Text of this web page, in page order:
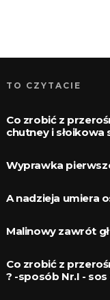
TO CZYTACIE
Co zrobić z
chutney i słoikowa
Wyprawka
A nadzieja umiera
Malinowy zawrót
Co zrobić z
? -sposób Nr.I - sos